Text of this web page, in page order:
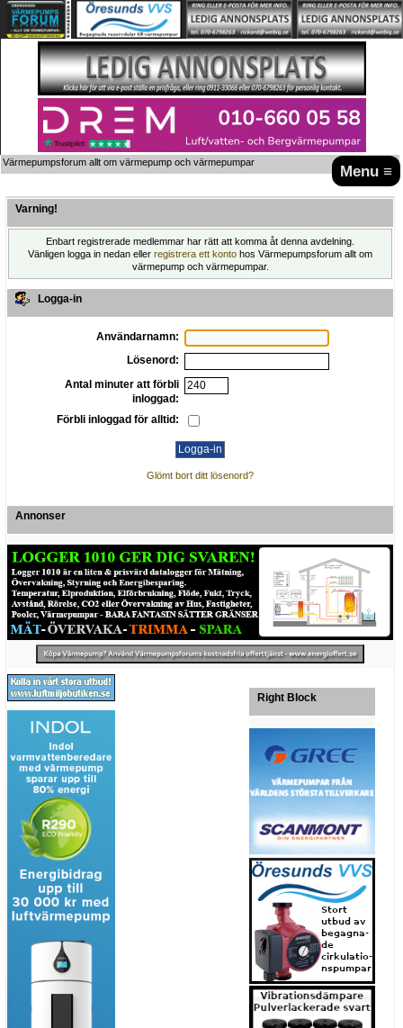
Menu ≡
Värmepumpsforum allt om värmepump och värmepumpar
Varning!
Enbart registrerade medlemmar har rätt att komma åt denna avdelning.
Vänligen logga in nedan eller registrera ett konto hos Värmepumpsforum allt om
värmepump och värmepumpar.
Logga-in
Användarnamn:
Lösenord:
Antal minuter att förbli
inloggad:
Förbli inloggad för alltid:
Glömt bort ditt lösenord?
Annonser
Right Block